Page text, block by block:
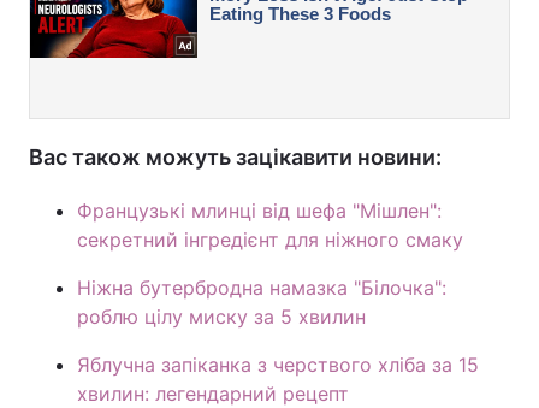
Вас також можуть зацікавити новини:
Французькі млинці від шефа "Мішлен":
секретний інгредієнт для ніжного смаку
Ніжна бутербродна намазка "Білочка":
роблю цілу миску за 5 хвилин
Яблучна запіканка з черствого хліба за 15
хвилин: легендарний рецепт